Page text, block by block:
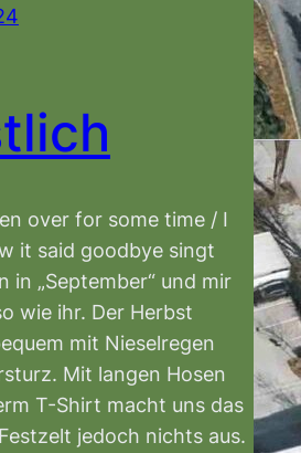
over for some time / I
it said goodbye singt
in „September“ und mir
wie ihr. Der Herbst
mit Nieselregen
Mit langen Hosen
T-Shirt macht uns das
jedoch nichts aus.